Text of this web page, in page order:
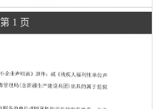
第 1 页